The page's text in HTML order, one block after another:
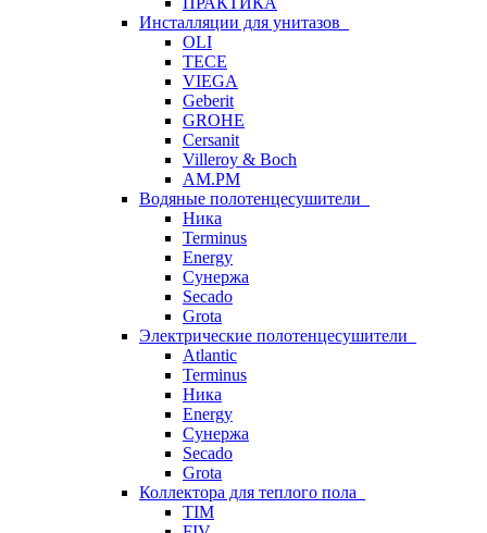
Инсталляции для унитазов
OLI
TECE
VIEGA
Geberit
GROHE
Cersanit
Villeroy & Boch
AM.PM
Водяные полотенцесушители
Ника
Terminus
Energy
Сунержа
Secado
Grota
Электрические полотенцесушители
Atlantic
Terminus
Ника
Energy
Сунержа
Secado
Grota
Коллектора для теплого пола
TIM